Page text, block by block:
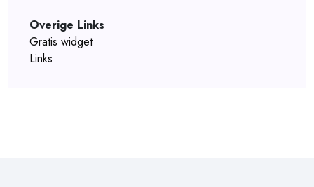
Overige Links
Gratis widget
Links